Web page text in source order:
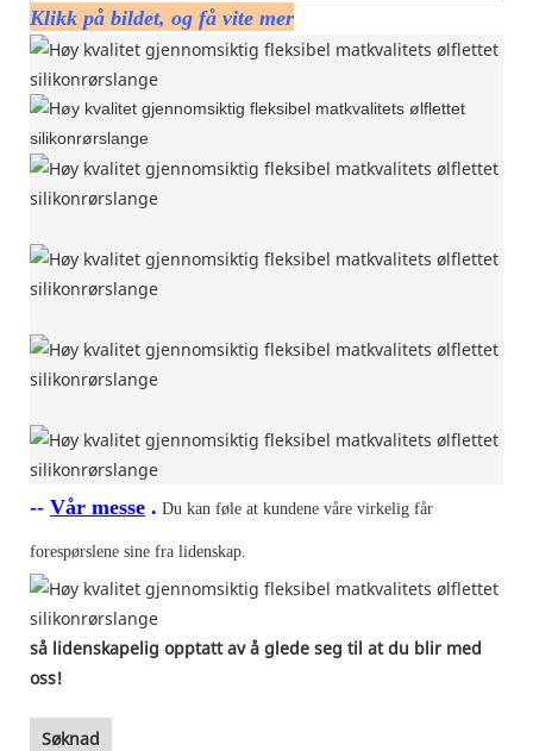
Klikk på bildet, og få vite mer
-- Vår messe . Du kan føle at kundene våre virkelig får
forespørslene sine fra lidenskap.
så lidenskapelig opptatt av å glede seg til at du blir med
oss!
Søknad